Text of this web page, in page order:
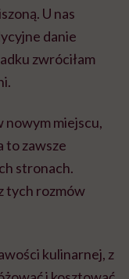
U nas
danie
zwróciłam
nowym miejscu,
to zawsze
stronach.
tych rozmów
kulinarnej, z